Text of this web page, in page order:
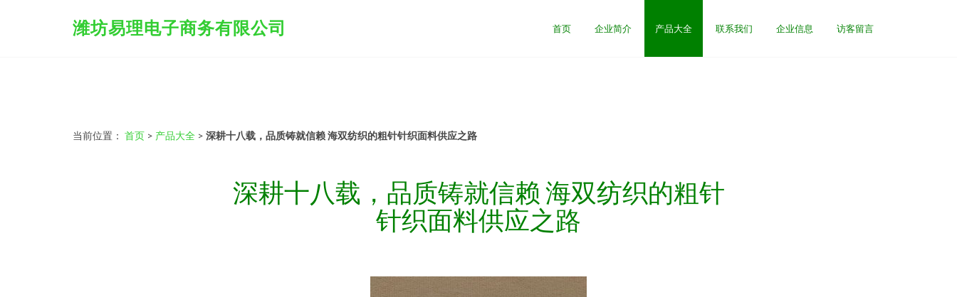
潍坊易理电子商务有限公司 首页 企业简介 产品大全 联系我们 企业信息 访客留言
当前位置： 首页 > 产品大全 > 深耕十八载，品质铸就信赖 海双纺织的粗针针织面料供应之路
深耕十八载，品质铸就信赖 海双纺织的粗针
针织面料供应之路